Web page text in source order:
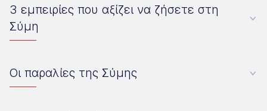
3 εμπειρίες που αξίζει να ζήσετε στη
Σύμη
Οι παραλίες της Σύμης